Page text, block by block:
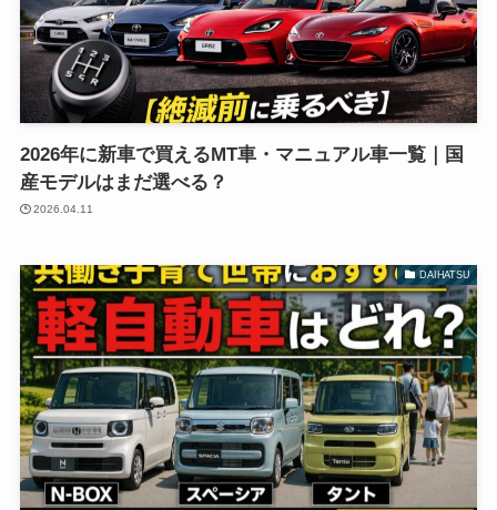
2026年に新車で買えるMT車・マニュアル車一覧｜国
産モデルはまだ選べる？
2026.04.11
DAIHATSU